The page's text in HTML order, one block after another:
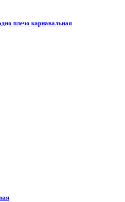
плечо карнавальная